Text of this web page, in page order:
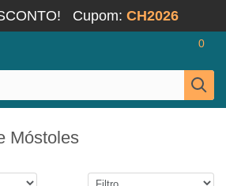
Cupom: CH2026
0
Móstoles